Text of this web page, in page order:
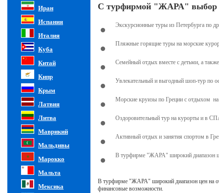
Иран
Испания
Италия
Куба
Китай
Кипр
Крым
Латвия
Литва
Маврикий
Мальдивы
Марокко
Мальта
Мексика
С турфирмой "ЖАРА" выбор
Экскурсионные туры из Петербурга по
Пляжные горящие туры на морские
Семейный отдых вместе с детьми, а
Увлекательный и выгодный шоп-тур по
Морские круизы по Греции с отдыхом
Оздоровительный тур на курорты и в
Активный отдых и занятия спортом в
В турфирме "ЖАРА" широкий диапазон
В турфирме "ЖАРА" широкий диапазон цен на
финансовые возможности.